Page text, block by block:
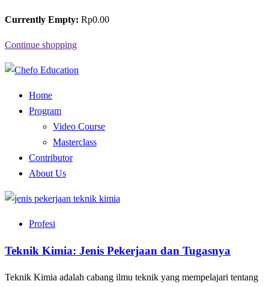
Currently Empty: Rp0.00
Continue shopping
Home
Program
Video Course
Masterclass
Contributor
About Us
Profesi
Teknik Kimia: Jenis Pekerjaan dan Tugasnya
Teknik Kimia adalah cabang ilmu teknik yang mempelajari tentang